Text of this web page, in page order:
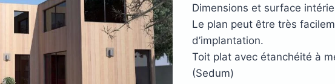
Dimensions et surface
Le plan peut être très
d’implantation.
Toit plat avec étanchéité à
(Sedum)